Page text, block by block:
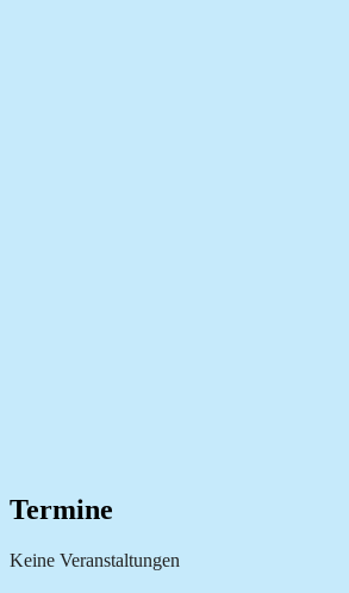
Termine
Keine Veranstaltungen